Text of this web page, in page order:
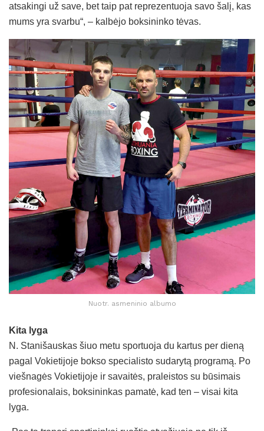
atsakingi už save, bet taip pat reprezentuoja savo šalį, kas
mums yra svarbu“, – kalbėjo boksininko tėvas.
Nuotr. asmeninio albumo
Kita lyga
N. Stanišauskas šiuo metu sportuoja du kartus per dieną
pagal Vokietijoje bokso specialisto sudarytą programą. Po
viešnagės Vokietijoje ir savaitės, praleistos su būsimais
profesionalais, boksininkas pamatė, kad ten – visai kita
lyga.